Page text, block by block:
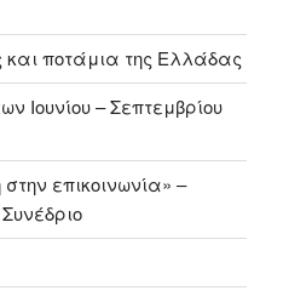
και ποτάμια της Ελλάδας
Ιουνίου – Σεπτεμβρίου
επικοινωνία» –